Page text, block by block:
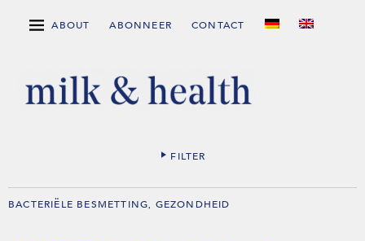
ABOUT ABONNEER CONTACT
FILTER
BACTERIËLE BESMETTING GEZONDHEID